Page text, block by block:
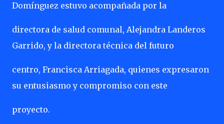
Domínguez estuvo acompañada por la
directora de salud comunal, Alejandra Landeros
Garrido, y la directora técnica del futuro
centro, Francisca Arriagada, quienes expresaron
su entusiasmo y compromiso con este
proyecto.